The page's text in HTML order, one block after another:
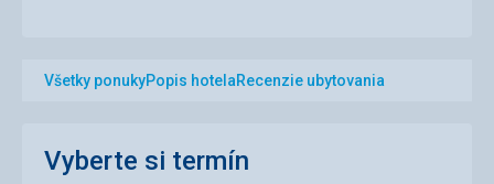
Všetky ponukyPopis hotelaRecenzie ubytovania
Vyberte si termín